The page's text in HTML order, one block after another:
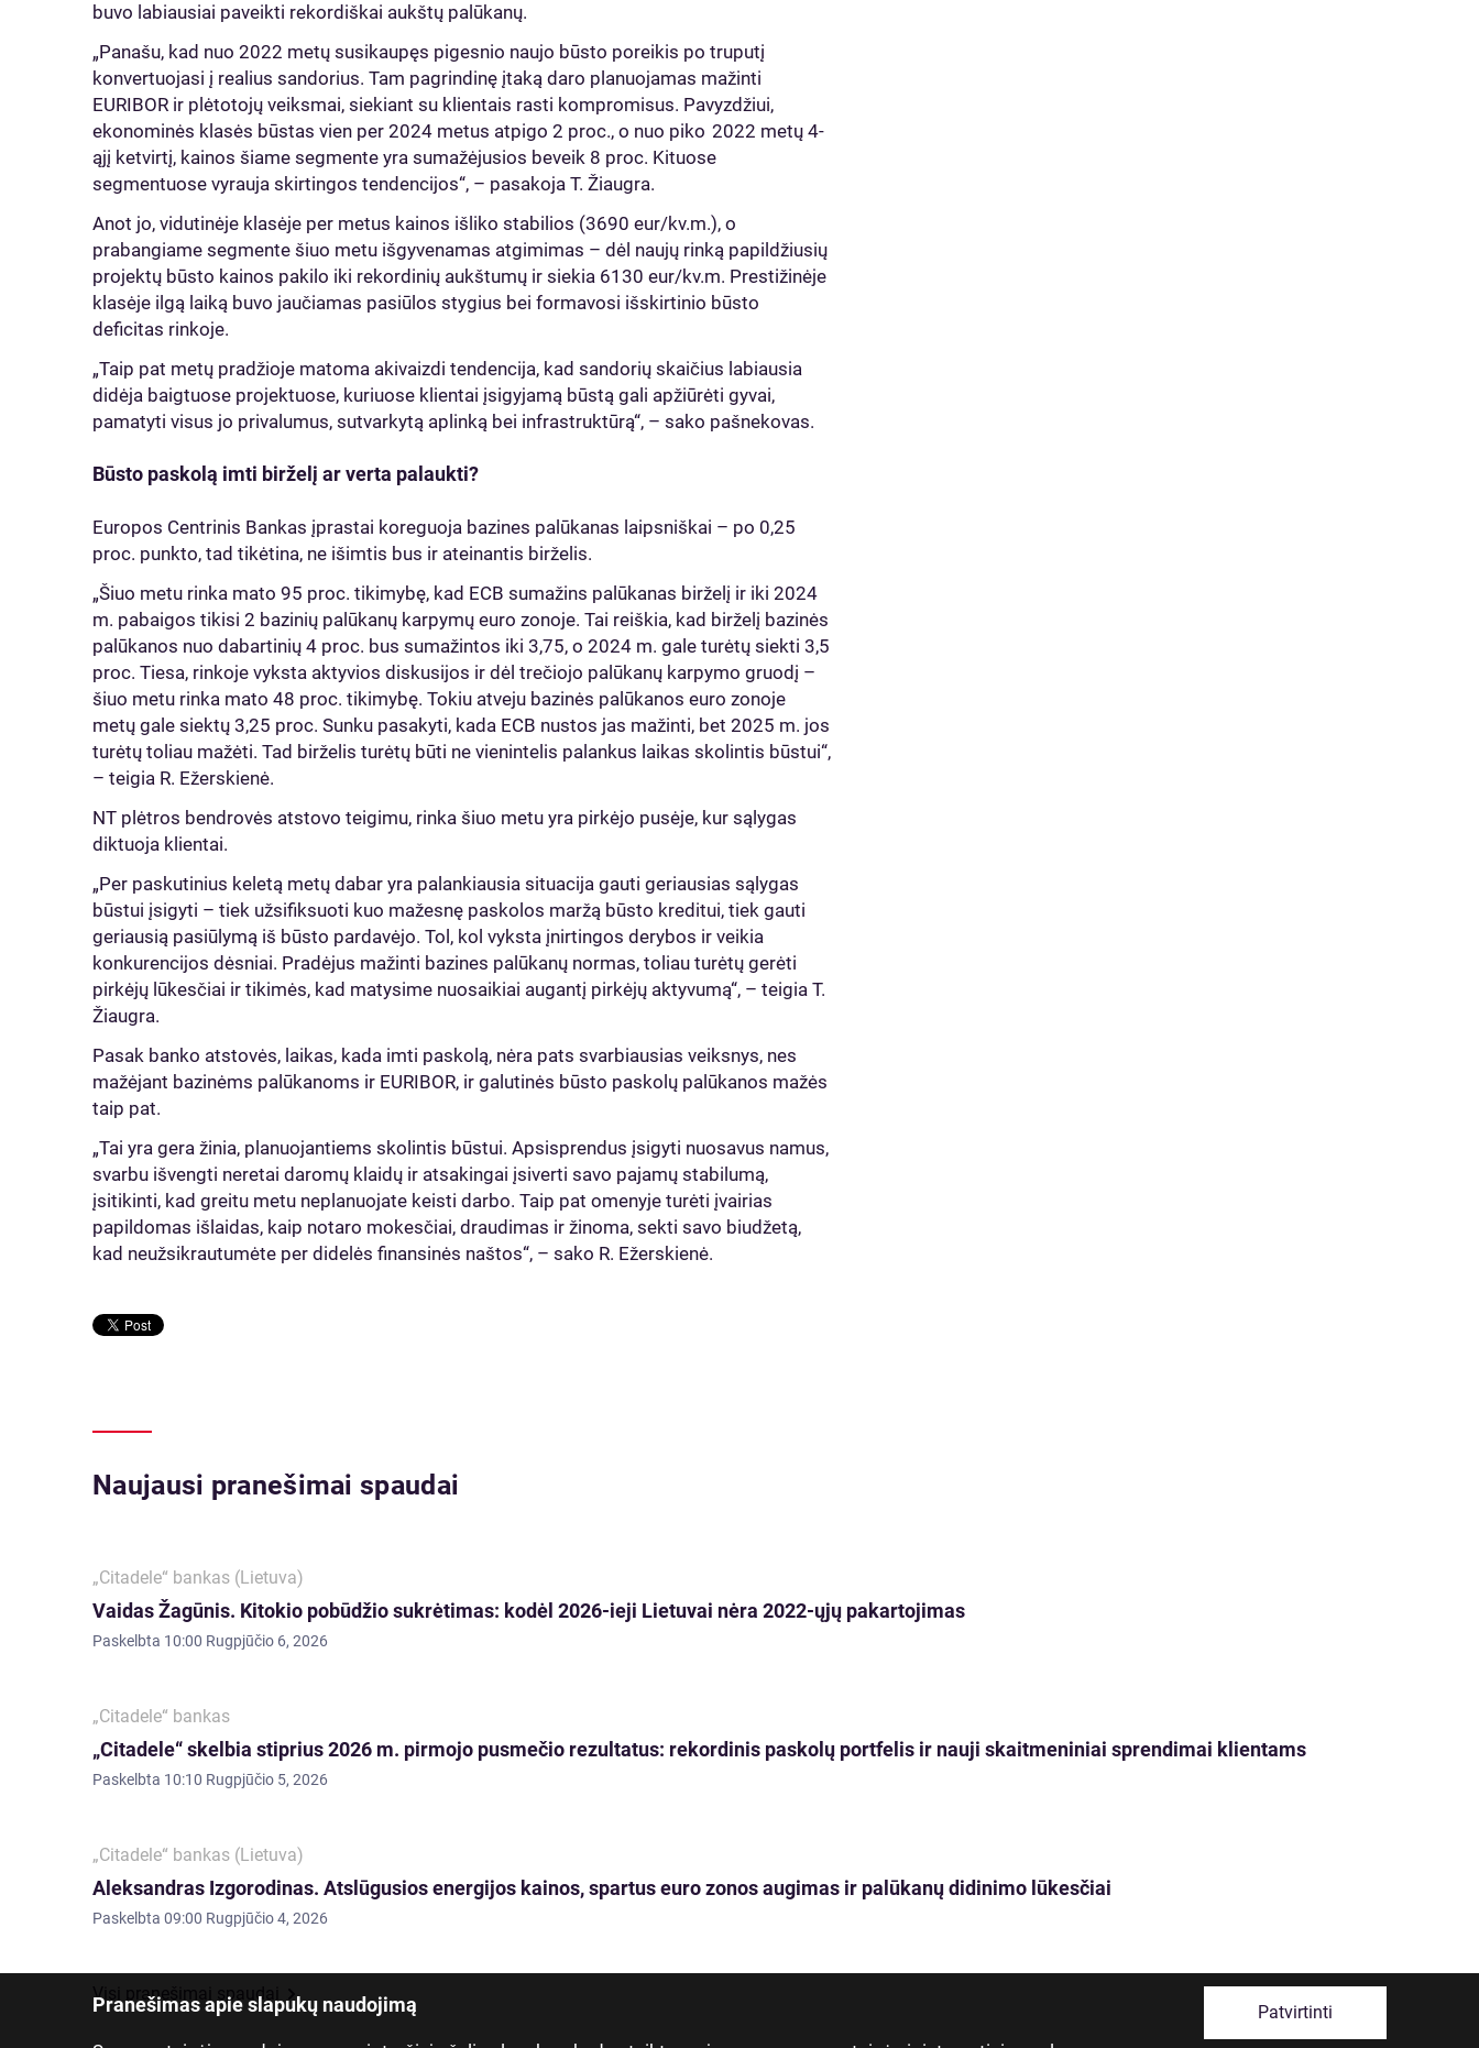
Pranešimas apie slapukų naudojimą Patvirtinti
buvo labiausiai paveikti rekordiškai aukštų palūkanų.
„Panašu, kad nuo 2022 metų susikaupęs pigesnio naujo būsto poreikis po truputį
konvertuojasi į realius sandorius. Tam pagrindinę įtaką daro planuojamas mažinti
EURIBOR ir plėtotojų veiksmai, siekiant su klientais rasti kompromisus. Pavyzdžiui,
ekonominės klasės būstas vien per 2024 metus atpigo 2 proc., o nuo piko 2022 metų 4-
ąjį ketvirtį, kainos šiame segmente yra sumažėjusios beveik 8 proc. Kituose
segmentuose vyrauja skirtingos tendencijos“, – pasakoja T. Žiaugra.
Anot jo, vidutinėje klasėje per metus kainos išliko stabilios (3690 eur/kv.m.), o
prabangiame segmente šiuo metu išgyvenamas atgimimas – dėl naujų rinką papildžiusių
projektų būsto kainos pakilo iki rekordinių aukštumų ir siekia 6130 eur/kv.m. Prestižinėje
klasėje ilgą laiką buvo jaučiamas pasiūlos stygius bei formavosi išskirtinio būsto
deficitas rinkoje.
„Taip pat metų pradžioje matoma akivaizdi tendencija, kad sandorių skaičius labiausia
didėja baigtuose projektuose, kuriuose klientai įsigyjamą būstą gali apžiūrėti gyvai,
pamatyti visus jo privalumus, sutvarkytą aplinką bei infrastruktūrą“, – sako pašnekovas.
Būsto paskolą imti birželį ar verta palaukti?
Europos Centrinis Bankas įprastai koreguoja bazines palūkanas laipsniškai – po 0,25
proc. punkto, tad tikėtina, ne išimtis bus ir ateinantis birželis.
„Šiuo metu rinka mato 95 proc. tikimybę, kad ECB sumažins palūkanas birželį ir iki 2024
m. pabaigos tikisi 2 bazinių palūkanų karpymų euro zonoje. Tai reiškia, kad birželį bazinės
palūkanos nuo dabartinių 4 proc. bus sumažintos iki 3,75, o 2024 m. gale turėtų siekti 3,5
proc. Tiesa, rinkoje vyksta aktyvios diskusijos ir dėl trečiojo palūkanų karpymo gruodį –
šiuo metu rinka mato 48 proc. tikimybę. Tokiu atveju bazinės palūkanos euro zonoje
metų gale siektų 3,25 proc. Sunku pasakyti, kada ECB nustos jas mažinti, bet 2025 m. jos
turėtų toliau mažėti. Tad birželis turėtų būti ne vienintelis palankus laikas skolintis būstui“,
– teigia R. Ežerskienė.
NT plėtros bendrovės atstovo teigimu, rinka šiuo metu yra pirkėjo pusėje, kur sąlygas
diktuoja klientai.
„Per paskutinius keletą metų dabar yra palankiausia situacija gauti geriausias sąlygas
būstui įsigyti – tiek užsifiksuoti kuo mažesnę paskolos maržą būsto kreditui, tiek gauti
geriausią pasiūlymą iš būsto pardavėjo. Tol, kol vyksta įnirtingos derybos ir veikia
konkurencijos dėsniai. Pradėjus mažinti bazines palūkanų normas, toliau turėtų gerėti
pirkėjų lūkesčiai ir tikimės, kad matysime nuosaikiai augantį pirkėjų aktyvumą“, – teigia T.
Žiaugra.
Pasak banko atstovės, laikas, kada imti paskolą, nėra pats svarbiausias veiksnys, nes
mažėjant bazinėms palūkanoms ir EURIBOR, ir galutinės būsto paskolų palūkanos mažės
taip pat.
„Tai yra gera žinia, planuojantiems skolintis būstui. Apsisprendus įsigyti nuosavus namus,
svarbu išvengti neretai daromų klaidų ir atsakingai įsiverti savo pajamų stabilumą,
įsitikinti, kad greitu metu neplanuojate keisti darbo. Taip pat omenyje turėti įvairias
papildomas išlaidas, kaip notaro mokesčiai, draudimas ir žinoma, sekti savo biudžetą,
kad neužsikrautumėte per didelės finansinės naštos“, – sako R. Ežerskienė.
Naujausi pranešimai spaudai
„Citadele“ bankas (Lietuva)
Vaidas Žagūnis. Kitokio pobūdžio sukrėtimas: kodėl 2026-ieji Lietuvai nėra 2022-ųjų pakartojimas
Paskelbta 10:00 Rugpjūčio 6, 2026
„Citadele“ bankas
„Citadele“ skelbia stiprius 2026 m. pirmojo pusmečio rezultatus: rekordinis paskolų portfelis ir nauji skaitmeniniai sprendimai klientams
Paskelbta 10:10 Rugpjūčio 5, 2026
„Citadele“ bankas (Lietuva)
Aleksandras Izgorodinas. Atslūgusios energijos kainos, spartus euro zonos augimas ir palūkanų didinimo lūkesčiai
Paskelbta 09:00 Rugpjūčio 4, 2026
Visi pranešimai spaudai